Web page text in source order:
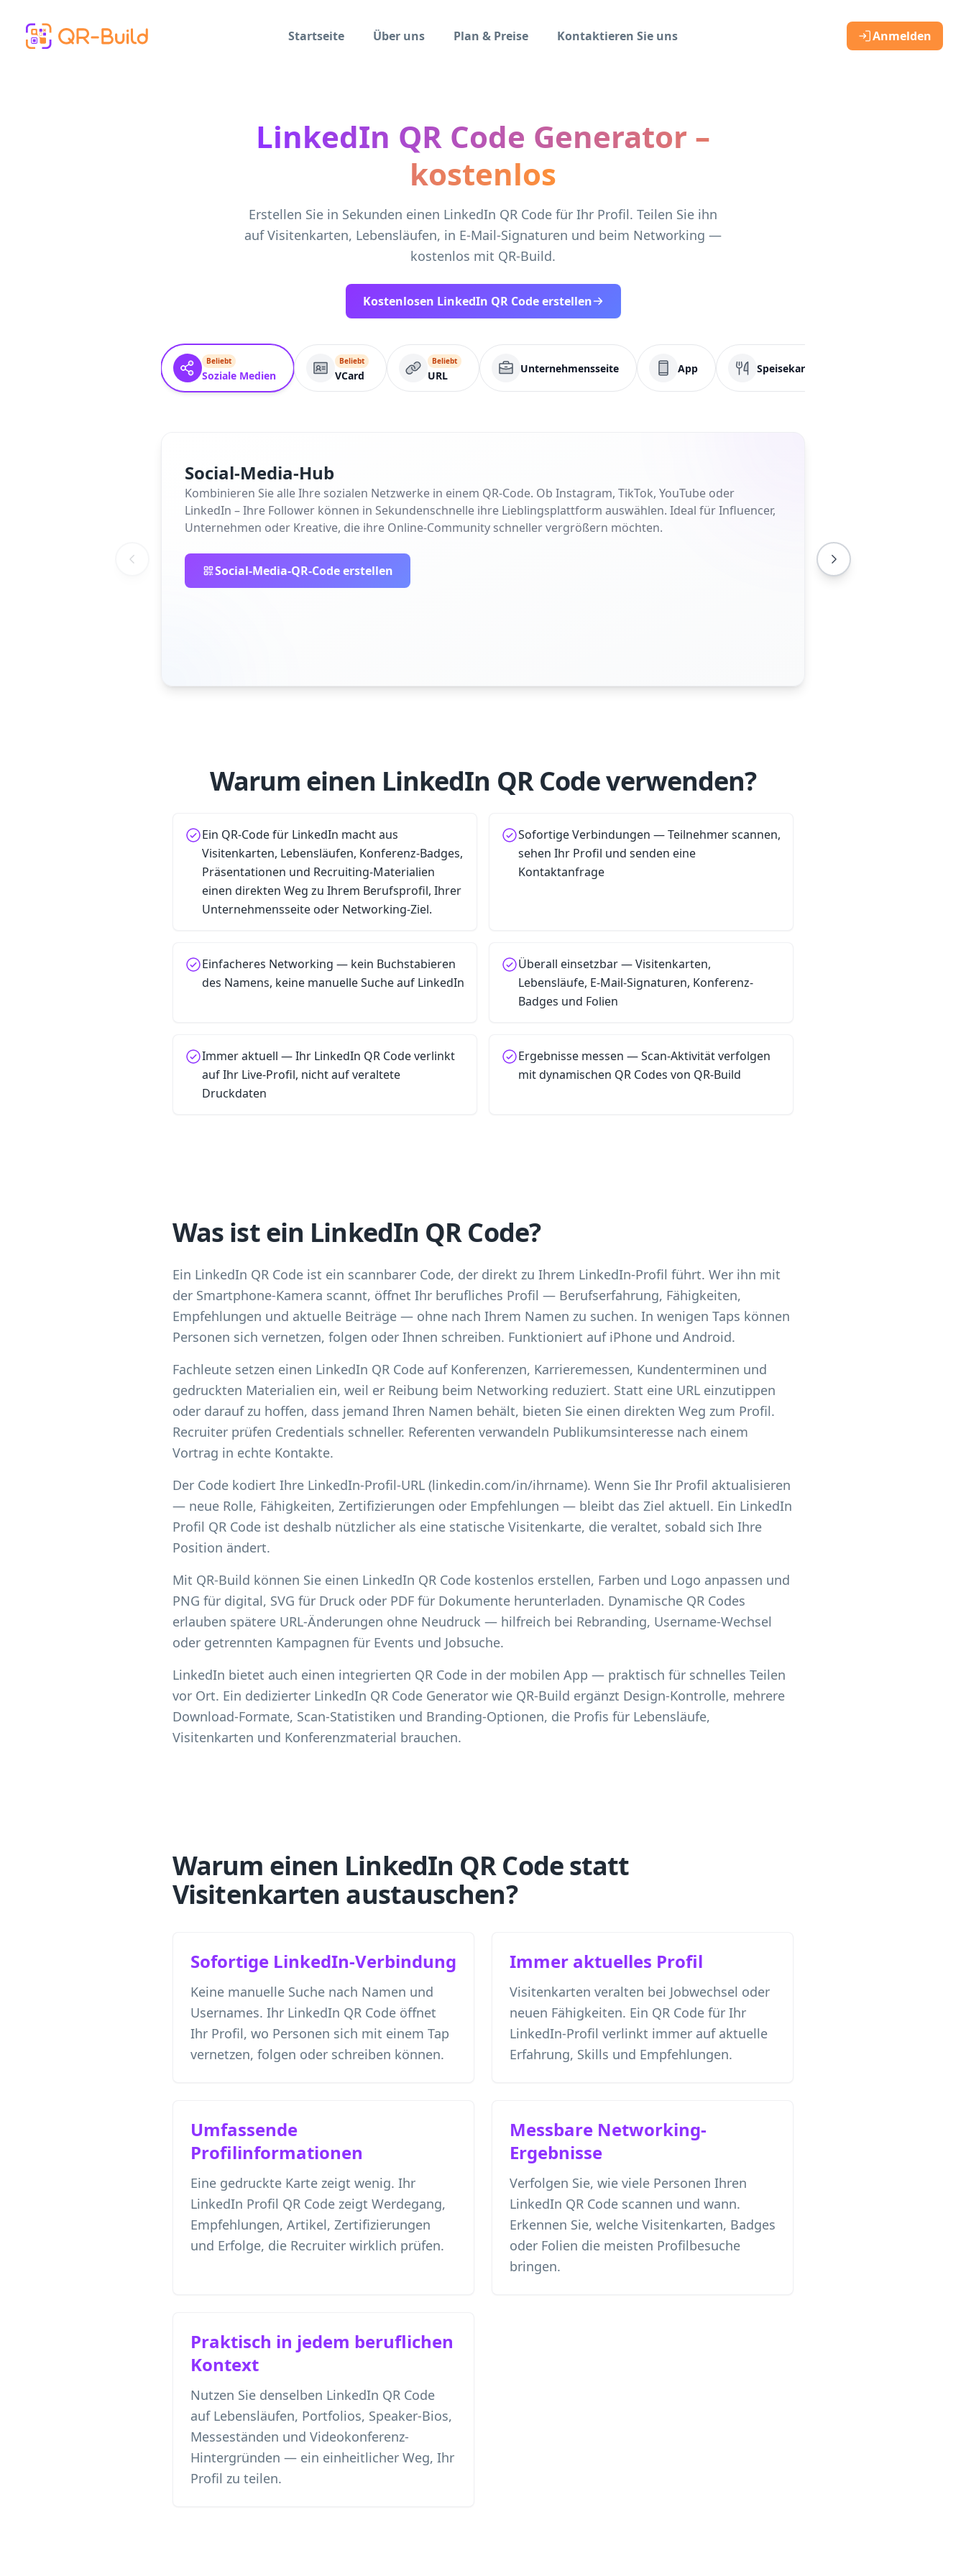
Startseite
Über uns Plan & Preise Kontaktieren Sie uns Anmelden
LinkedIn QR Code Generator –
kostenlos
Erstellen Sie in Sekunden einen LinkedIn QR Code für Ihr Profil. Teilen Sie ihn
auf Visitenkarten, Lebensläufen, in E-Mail-Signaturen und beim Networking —
kostenlos mit QR-Build.
Kostenlosen LinkedIn QR Code erstellen
Beliebt
Soziale Medien
Beliebt
VCard
Beliebt
URL
Unternehmensseite App Speisekarte
Social-Media-Hub
Kombinieren Sie alle Ihre sozialen Netzwerke in einem QR-Code. Ob Instagram, TikTok, YouTube oder
LinkedIn – Ihre Follower können in Sekundenschnelle ihre Lieblingsplattform auswählen. Ideal für Influencer,
Unternehmen oder Kreative, die ihre Online-Community schneller vergrößern möchten.
Social-Media-QR-Code erstellen
Warum einen LinkedIn QR Code verwenden?
Ein QR-Code für LinkedIn macht aus
Visitenkarten, Lebensläufen, Konferenz-Badges,
Präsentationen und Recruiting-Materialien
einen direkten Weg zu Ihrem Berufsprofil, Ihrer
Unternehmensseite oder Networking-Ziel.
Sofortige Verbindungen — Teilnehmer scannen,
sehen Ihr Profil und senden eine
Kontaktanfrage
Einfacheres Networking — kein Buchstabieren
des Namens, keine manuelle Suche auf LinkedIn
Überall einsetzbar — Visitenkarten,
Lebensläufe, E-Mail-Signaturen, Konferenz-
Badges und Folien
Immer aktuell — Ihr LinkedIn QR Code verlinkt
auf Ihr Live-Profil, nicht auf veraltete
Druckdaten
Ergebnisse messen — Scan-Aktivität verfolgen
mit dynamischen QR Codes von QR-Build
Was ist ein LinkedIn QR Code?
Ein LinkedIn QR Code ist ein scannbarer Code, der direkt zu Ihrem LinkedIn-Profil führt. Wer ihn mit
der Smartphone-Kamera scannt, öffnet Ihr berufliches Profil — Berufserfahrung, Fähigkeiten,
Empfehlungen und aktuelle Beiträge — ohne nach Ihrem Namen zu suchen. In wenigen Taps können
Personen sich vernetzen, folgen oder Ihnen schreiben. Funktioniert auf iPhone und Android.
Fachleute setzen einen LinkedIn QR Code auf Konferenzen, Karrieremessen, Kundenterminen und
gedruckten Materialien ein, weil er Reibung beim Networking reduziert. Statt eine URL einzutippen
oder darauf zu hoffen, dass jemand Ihren Namen behält, bieten Sie einen direkten Weg zum Profil.
Recruiter prüfen Credentials schneller. Referenten verwandeln Publikumsinteresse nach einem
Vortrag in echte Kontakte.
Der Code kodiert Ihre LinkedIn-Profil-URL (linkedin.com/in/ihrname). Wenn Sie Ihr Profil aktualisieren
— neue Rolle, Fähigkeiten, Zertifizierungen oder Empfehlungen — bleibt das Ziel aktuell. Ein LinkedIn
Profil QR Code ist deshalb nützlicher als eine statische Visitenkarte, die veraltet, sobald sich Ihre
Position ändert.
Mit QR-Build können Sie einen LinkedIn QR Code kostenlos erstellen, Farben und Logo anpassen und
PNG für digital, SVG für Druck oder PDF für Dokumente herunterladen. Dynamische QR Codes
erlauben spätere URL-Änderungen ohne Neudruck — hilfreich bei Rebranding, Username-Wechsel
oder getrennten Kampagnen für Events und Jobsuche.
LinkedIn bietet auch einen integrierten QR Code in der mobilen App — praktisch für schnelles Teilen
vor Ort. Ein dedizierter LinkedIn QR Code Generator wie QR-Build ergänzt Design-Kontrolle, mehrere
Download-Formate, Scan-Statistiken und Branding-Optionen, die Profis für Lebensläufe,
Visitenkarten und Konferenzmaterial brauchen.
Warum einen LinkedIn QR Code statt
Visitenkarten austauschen?
Sofortige LinkedIn-Verbindung
Keine manuelle Suche nach Namen und
Usernames. Ihr LinkedIn QR Code öffnet
Ihr Profil, wo Personen sich mit einem Tap
vernetzen, folgen oder schreiben können.
Immer aktuelles Profil
Visitenkarten veralten bei Jobwechsel oder
neuen Fähigkeiten. Ein QR Code für Ihr
LinkedIn-Profil verlinkt immer auf aktuelle
Erfahrung, Skills und Empfehlungen.
Umfassende
Profilinformationen
Eine gedruckte Karte zeigt wenig. Ihr
LinkedIn Profil QR Code zeigt Werdegang,
Empfehlungen, Artikel, Zertifizierungen
und Erfolge, die Recruiter wirklich prüfen.
Messbare Networking-
Ergebnisse
Verfolgen Sie, wie viele Personen Ihren
LinkedIn QR Code scannen und wann.
Erkennen Sie, welche Visitenkarten, Badges
oder Folien die meisten Profilbesuche
bringen.
Praktisch in jedem beruflichen
Kontext
Nutzen Sie denselben LinkedIn QR Code
auf Lebensläufen, Portfolios, Speaker-Bios,
Messeständen und Videokonferenz-
Hintergründen — ein einheitlicher Weg, Ihr
Profil zu teilen.